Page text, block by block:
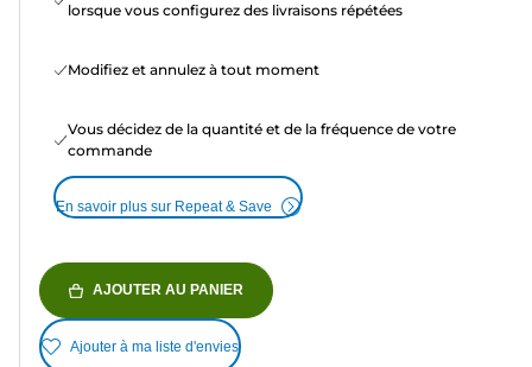
lorsque vous configurez des livraisons répétées
Modifiez et annulez à tout moment
Vous décidez de la quantité et de la fréquence de votre
commande
En savoir plus sur Repeat & Save
AJOUTER AU PANIER
Ajouter à ma liste d'envies